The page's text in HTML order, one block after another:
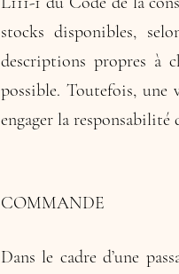
stocks disponibles,
descriptions propres à
possible. Toutefois,
engager la
COMMANDE
Dans le cadre d’une